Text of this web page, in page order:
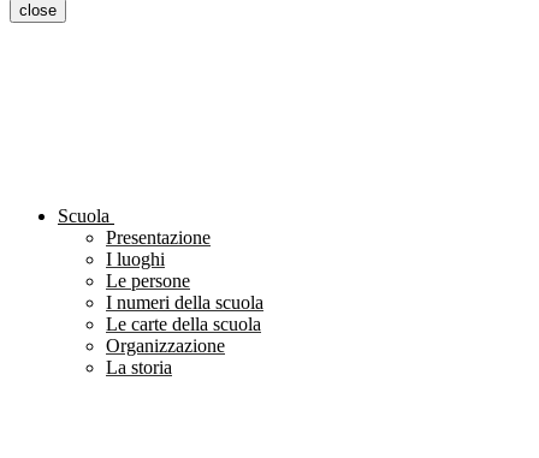
close
Scuola
Presentazione
I luoghi
Le persone
I numeri della scuola
Le carte della scuola
Organizzazione
La storia